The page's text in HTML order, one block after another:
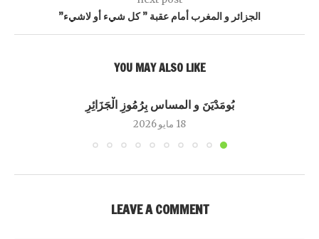
الجزائر و المغرب أمام عقبة ” كل شيء أو لاشيء”
YOU MAY ALSO LIKE
بُومَدْيَنَ و المساس بِرُمُوزِ الْجَزَائِرِ
18 مايو 2026
LEAVE A COMMENT